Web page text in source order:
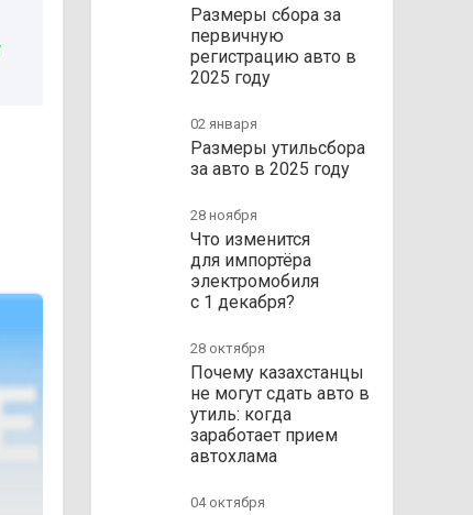
Размеры сбора за
первичную
регистрацию авто в
2025 году
02 января
Размеры утильсбора
за авто в 2025 году
28 ноября
Что изменится
для импортёра
электромобиля
с 1 декабря?
28 октября
Почему казахстанцы
не могут сдать авто в
утиль: когда
заработает прием
автохлама
04 октября